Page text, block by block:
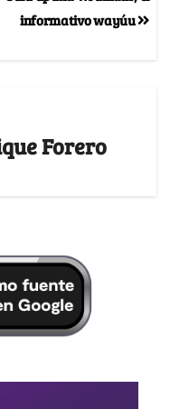
informativo wayúu
Forero